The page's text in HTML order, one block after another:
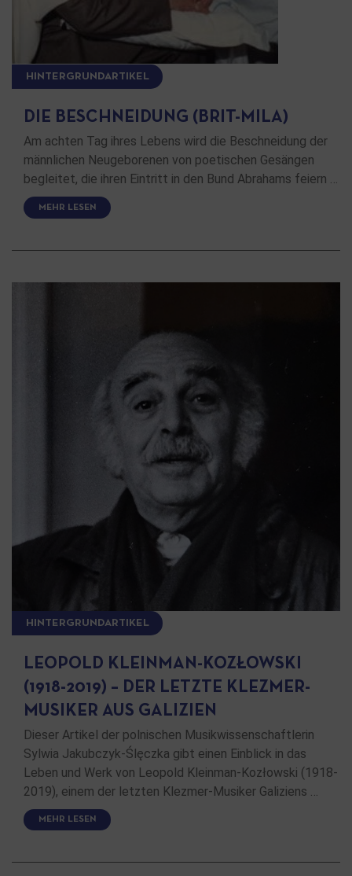
HINTERGRUNDARTIKEL
DIE BESCHNEIDUNG (BRIT-MILA)
Am achten Tag ihres Lebens wird die Beschneidung der
männlichen Neugeborenen von poetischen Gesängen
begleitet, die ihren Eintritt in den Bund Abrahams feiern …
MEHR LESEN
HINTERGRUNDARTIKEL
LEOPOLD KLEINMAN-KOZŁOWSKI
(1918-2019) – DER LETZTE KLEZMER-
MUSIKER AUS GALIZIEN
Dieser Artikel der polnischen Musikwissenschaftlerin
Sylwia Jakubczyk-Ślęczka gibt einen Einblick in das
Leben und Werk von Leopold Kleinman-Kozłowski (1918-
2019), einem der letzten Klezmer-Musiker Galiziens …
MEHR LESEN